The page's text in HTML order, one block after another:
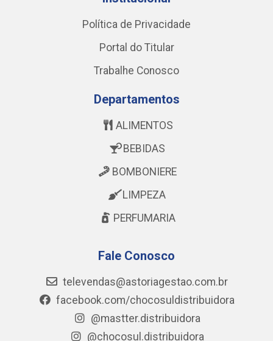
Política de Privacidade
Portal do Titular
Trabalhe Conosco
Departamentos
ALIMENTOS
BEBIDAS
BOMBONIERE
LIMPEZA
PERFUMARIA
Fale Conosco
televendas@astoriagestao.com.br
facebook.com/chocosuldistribuidora
@mastter.distribuidora
@chocosul.distribuidora